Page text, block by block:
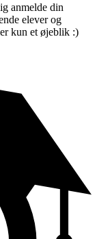
anmelde din
elever og
kun et øjeblik :)